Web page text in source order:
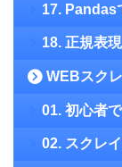
17. Pandas
18. 正規表現
WEBスク
01. 初心者
02. スクレ